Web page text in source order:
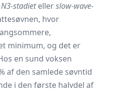
N3-stadietellerslow-wave-
hvor
minimum, og det er
en sund voksen
af den samlede søvntid
i den første halvdel af